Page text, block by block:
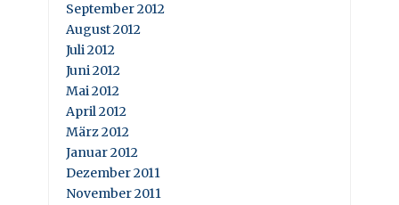
September 2012
August 2012
Juli 2012
Juni 2012
Mai 2012
April 2012
März 2012
Januar 2012
Dezember 2011
November 2011